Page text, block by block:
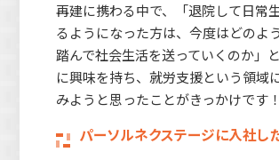
再建に携わる中で、「退院して日常
るようになった方は、今度はどのよ
踏んで社会生活を送っていくのか」
に興味を持ち、就労支援という領域
みようと思ったことがきっかけです！
パーソルネクステージに入社し